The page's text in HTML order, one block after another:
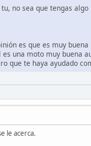
no sea que tengas algo
es que es muy
una moto muy buena
que te haya ayudado
le acerca.